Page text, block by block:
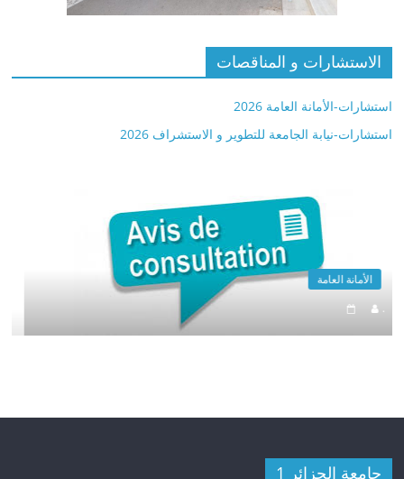
الاستشارات و المناقصات
استشارات-الأمانة العامة 2026
استشارات-نيابة الجامعة للتطوير و الاستشراف 2026
الأمانة العامة
.
جامعة الجزائر 1